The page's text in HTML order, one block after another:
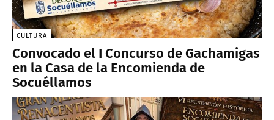
CULTURA
Convocado el I Concurso de Gachamigas
en la Casa de la Encomienda de
Socuéllamos